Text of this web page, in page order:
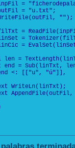
=
= "u.txt";
"");
=
=
=
len =
end = Sub(linTxt,
<: [["u", "ú"]],
WriteLn(linTxt);
palabras